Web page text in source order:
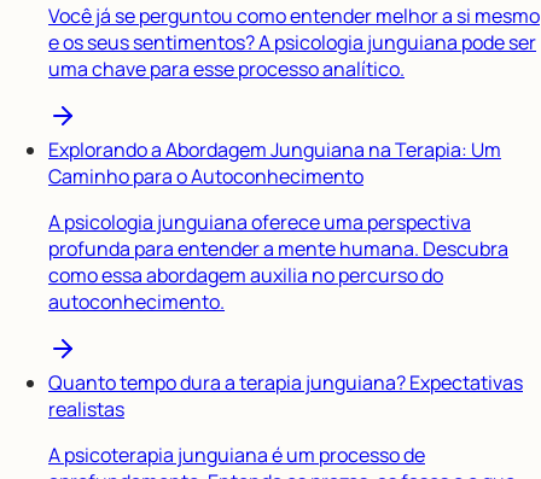
Você já se perguntou como entender melhor a si mesmo
e os seus sentimentos? A psicologia junguiana pode ser
uma chave para esse processo analítico.
Explorando a Abordagem Junguiana na Terapia: Um
Caminho para o Autoconhecimento
A psicologia junguiana oferece uma perspectiva
profunda para entender a mente humana. Descubra
como essa abordagem auxilia no percurso do
autoconhecimento.
Quanto tempo dura a terapia junguiana? Expectativas
realistas
A psicoterapia junguiana é um processo de